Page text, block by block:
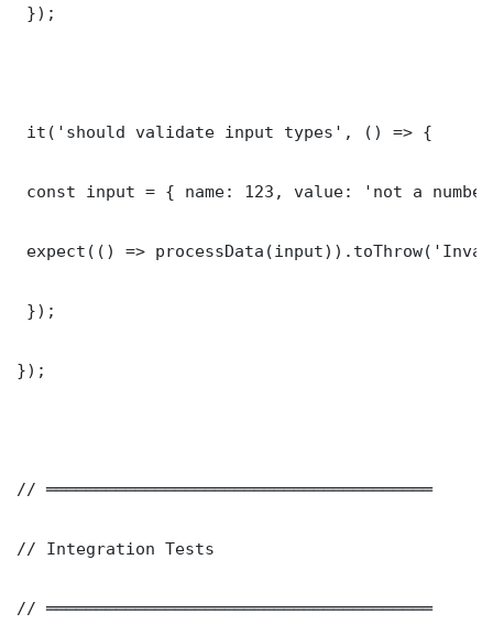
});
it('should validate input types', () => {
const input = { name: 123, value: 'not a
expect(() =>
});
});
// ═══════════════════════════════════════
// Integration Tests
// ═══════════════════════════════════════